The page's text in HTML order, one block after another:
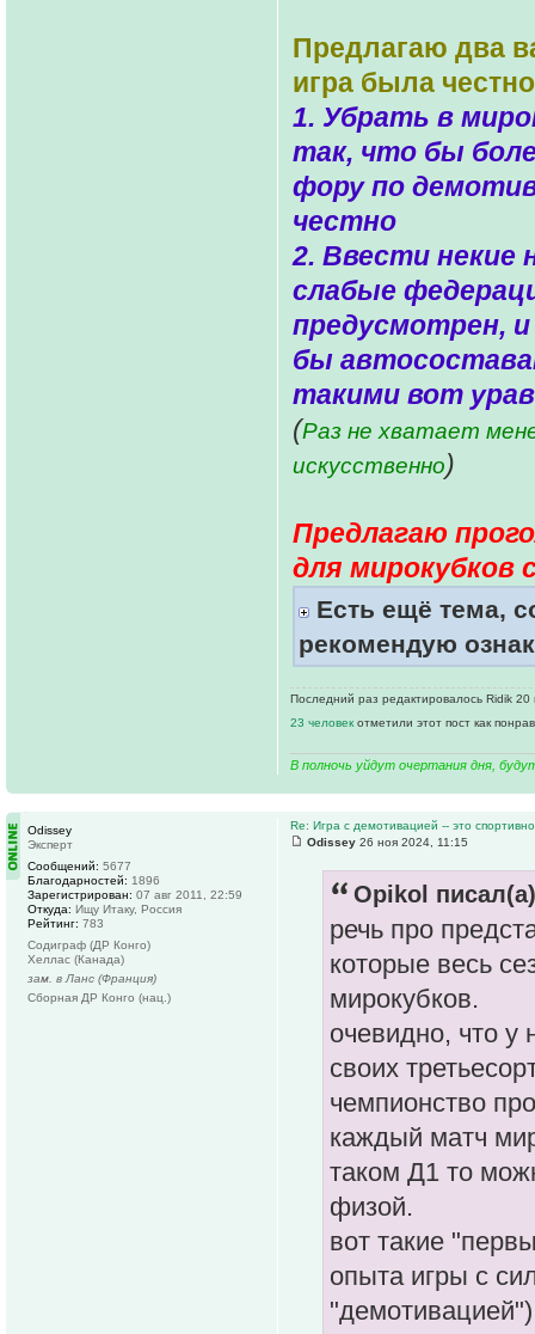
Предлагаю два
игра была
1. Убрать в
так, что бы
фору по
честно
2. Ввести
слабые
предусмотрен,
бы
такими вот
(Раз не хватает
искусственно)
Предлагаю
для мирокубков
Есть ещё тема,
рекомендую
Последний раз редактировалось Ridik
23 человек отметили этот пост как
В полночь уйдут очертания дня,
Re: Игра с демотивацией -- это
Odissey 26 ноя 2024, 11:15
Opikol
речь про
которые весь
мирокубков.
очевидно, что
своих
чемпионство
каждый матч
таком Д1 то
физой.
вот такие
опыта игры с
Odissey
Эксперт
Сообщений: 5677
Благодарностей: 1896
Зарегистрирован: 07 авг 2011, 22:59
Откуда: Ищу Итаку, Россия
Рейтинг: 783
Содиграф (ДР Конго)
Хеллас (Канада)
зам. в Ланс (Франция)
Сборная ДР Конго (нац.)